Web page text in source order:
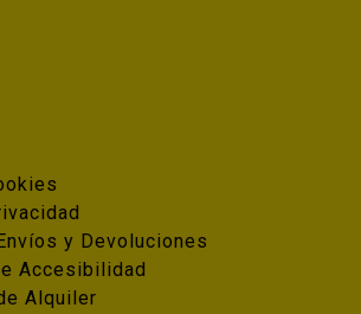
y Devoluciones
Accesibilidad
Alquiler